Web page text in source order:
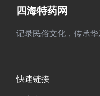
四海特药网
记录民俗文化，传承
快速链接